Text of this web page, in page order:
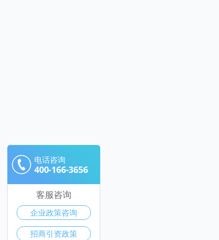
电话咨询
400-166-3656
客服咨询
企业政策咨询
招商引资政策